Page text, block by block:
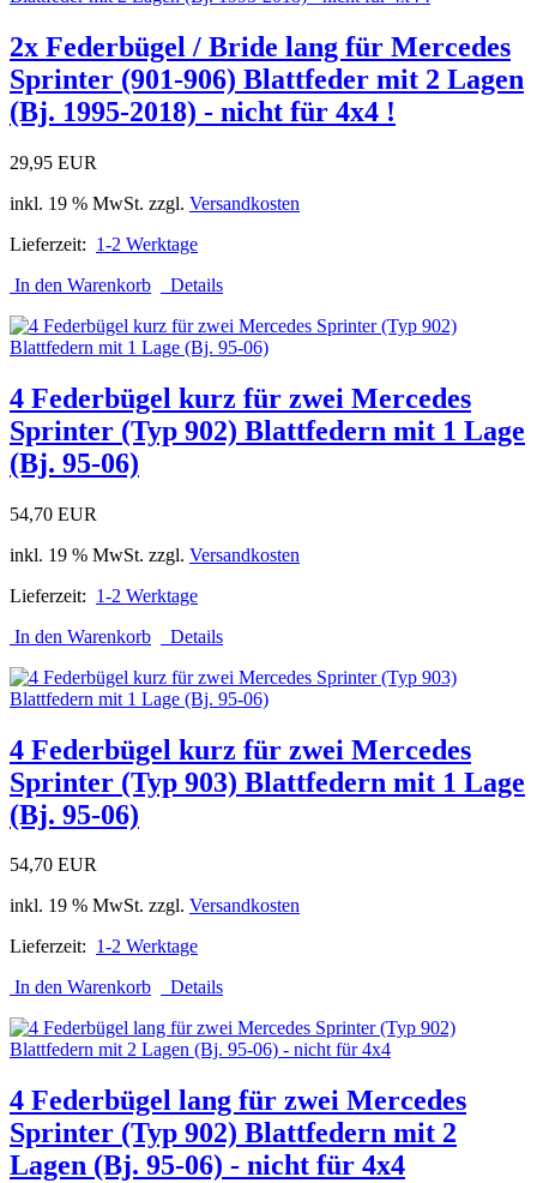
2x Federbügel / Bride lang für Mercedes
Sprinter (901-906) Blattfeder mit 2 Lagen
(Bj. 1995-2018) - nicht für 4x4 !
29,95 EUR
inkl. 19 % MwSt. zzgl. Versandkosten
Lieferzeit: 1-2 Werktage
In den Warenkorb
Details
4 Federbügel kurz für zwei Mercedes
Sprinter (Typ 902) Blattfedern mit 1 Lage
(Bj. 95-06)
54,70 EUR
inkl. 19 % MwSt. zzgl. Versandkosten
Lieferzeit: 1-2 Werktage
In den Warenkorb
Details
4 Federbügel kurz für zwei Mercedes
Sprinter (Typ 903) Blattfedern mit 1 Lage
(Bj. 95-06)
54,70 EUR
inkl. 19 % MwSt. zzgl. Versandkosten
Lieferzeit: 1-2 Werktage
In den Warenkorb
Details
4 Federbügel lang für zwei Mercedes
Sprinter (Typ 902) Blattfedern mit 2
Lagen (Bj. 95-06) - nicht für 4x4